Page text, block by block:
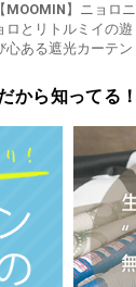
【MOOMIN】ニョロニ
ロとリトルミイの遊
心ある遮光カーテン
から知ってる